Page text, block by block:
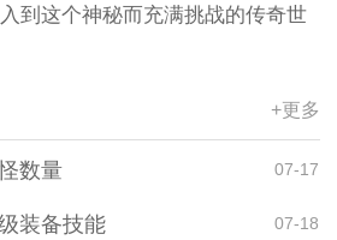
到这个神秘而充满挑战的传奇世
+更多
数量 07-17
装备技能 07-18